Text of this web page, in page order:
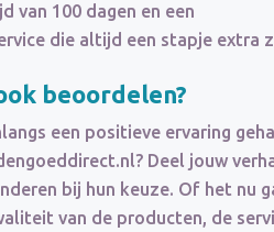
van 100 dagen en een
die altijd een stapje extra
beoordelen?
een positieve ervaring
Deel jouw
bij hun keuze. Of het nu
van de producten, de